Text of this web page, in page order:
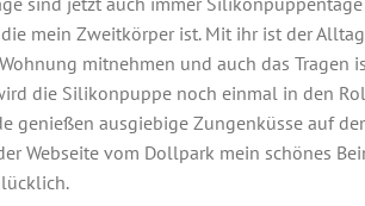
die mein Zweitkörper ist. Mit ihr ist der
mitnehmen und auch das Tragen
die Silikonpuppe noch einmal in den
genießen ausgiebige Zungenküsse auf
Webseite vom Dollpark mein schönes